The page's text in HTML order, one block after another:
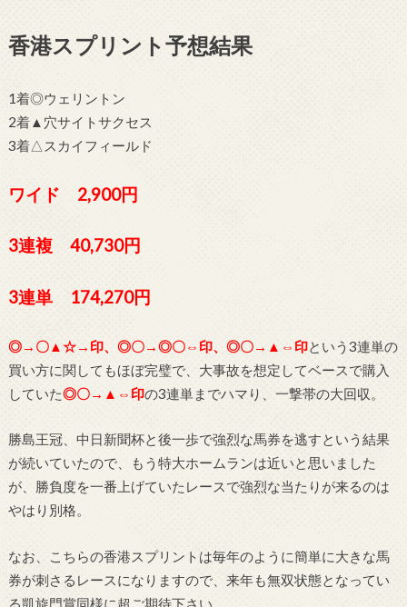
香港スプリント予想結果
1着◎ウェリントン
2着▲穴サイトサクセス
3着△スカイフィールド
ワイド 2,900円
3連複 40,730円
3連単 174,270円
◎→〇▲☆→印、◎〇→◎〇⇔印、◎〇→▲⇔印という3連単の
買い方に関してもほぼ完璧で、大事故を想定してベースで購入
していた◎〇→▲⇔印の3連単までハマり、一撃帯の大回収。
勝島王冠、中日新聞杯と後一歩で強烈な馬券を逃すという結果
が続いていたので、もう特大ホームランは近いと思いました
が、勝負度を一番上げていたレースで強烈な当たりが来るのは
やはり別格。
なお、こちらの香港スプリントは毎年のように簡単に大きな馬
券が刺さるレースになりますので、来年も無双状態となってい
る凱旋門賞同様に超ご期待下さい。